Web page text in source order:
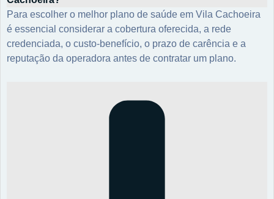
Para escolher o melhor plano de saúde em Vila Cachoeira
é essencial considerar a cobertura oferecida, a rede
credenciada, o custo-benefício, o prazo de carência e a
reputação da operadora antes de contratar um plano.